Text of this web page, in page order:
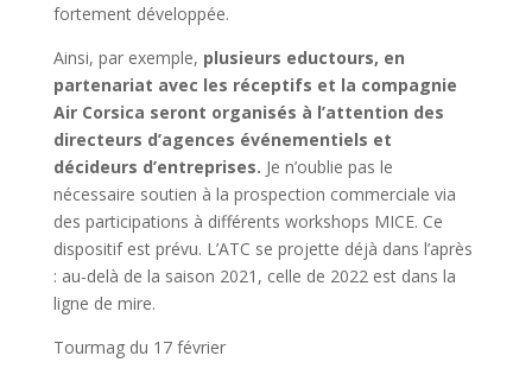
fortement développée.
Ainsi, par exemple, plusieurs eductours, en
partenariat avec les réceptifs et la compagnie
Air Corsica seront organisés à l’attention des
directeurs d’agences événementiels et
décideurs d’entreprises. Je n’oublie pas le
nécessaire soutien à la prospection commerciale via
des participations à différents workshops MICE. Ce
dispositif est prévu. L’ATC se projette déjà dans l’après
: au-delà de la saison 2021, celle de 2022 est dans la
ligne de mire.
Tourmag du 17 février